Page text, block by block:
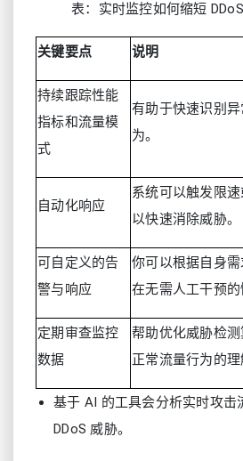
表：实时监控如何缩短
关键要点 说明
持续跟踪性能
指标和流量模
式
有助于快速识别
为。
自动化响应
系统可以触发限速
以快速消除威胁。
可自定义的告
警与响应
你可以根据自身需
在无需人工干预的
定期审查监控
数据
帮助优化威胁检
正常流量行为的理
基于 AI 的工具会分析实时攻击
DDoS 威胁。